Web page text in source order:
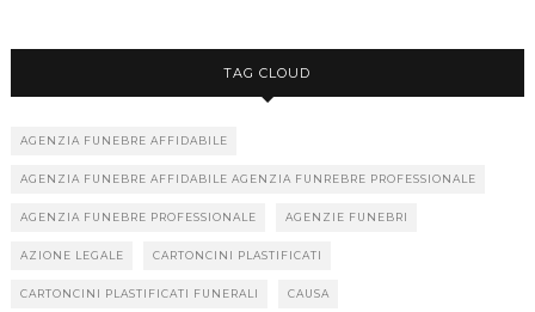
TAG CLOUD
AGENZIA FUNEBRE AFFIDABILE
AGENZIA FUNEBRE AFFIDABILE AGENZIA FUNREBRE PROFESSIONALE
AGENZIA FUNEBRE PROFESSIONALE AGENZIE FUNEBRI
AZIONE LEGALE CARTONCINI PLASTIFICATI
CARTONCINI PLASTIFICATI FUNERALI CAUSA